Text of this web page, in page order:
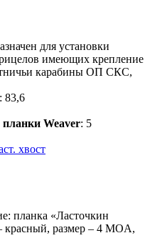
для установки
имеющих крепление
карабины ОП СКС,
: 83,6
Weaver: 5
хвост
планка «Ласточкин
красный, размер – 4 MOA,